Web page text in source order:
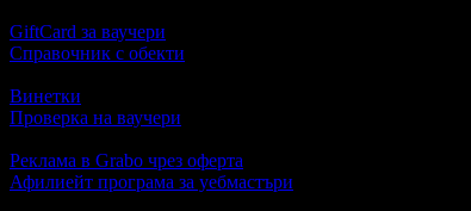
GiftCard за ваучери
Справочник с обекти
Винетки
Проверка на ваучери
Реклама в Grabo чрез оферта
Афилиейт програма за уебмастъри